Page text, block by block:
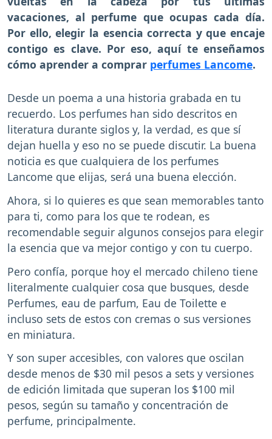
vacaciones, al perfume que ocupas cada día.
Por ello, elegir la esencia correcta y que encaje
contigo es clave. Por eso, aquí te enseñamos
cómo aprender a comprar perfumes Lancome.
Desde un poema a una historia grabada en tu
recuerdo. Los perfumes han sido descritos en
literatura durante siglos y, la verdad, es que sí
dejan huella y eso no se puede discutir. La buena
noticia es que cualquiera de los perfumes
Lancome que elijas, será una buena elección.
Ahora, si lo quieres es que sean memorables tanto
para ti, como para los que te rodean, es
recomendable seguir algunos consejos para elegir
la esencia que va mejor contigo y con tu cuerpo.
Pero confía, porque hoy el mercado chileno tiene
literalmente cualquier cosa que busques, desde
Perfumes, eau de parfum, Eau de Toilette e
incluso sets de estos con cremas o sus versiones
en miniatura.
Y son super accesibles, con valores que oscilan
desde menos de $30 mil pesos a sets y versiones
de edición limitada que superan los $100 mil
pesos, según su tamaño y concentración de
perfume, principalmente.